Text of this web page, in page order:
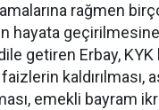
rağmen
hayata geçirilmesine
getiren Erbay, KYK
kaldırılması,
emekli bayram